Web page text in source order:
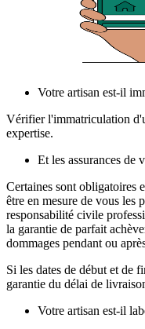
Votre artisan est-il
Vérifier l'immatriculation
expertise.
Et les assurances de
Certaines sont obligatoires
être en mesure de vous les
responsabilité civile
la garantie de parfait
dommages pendant ou
Si les dates de début et de
garantie du délai de
Votre artisan est-il